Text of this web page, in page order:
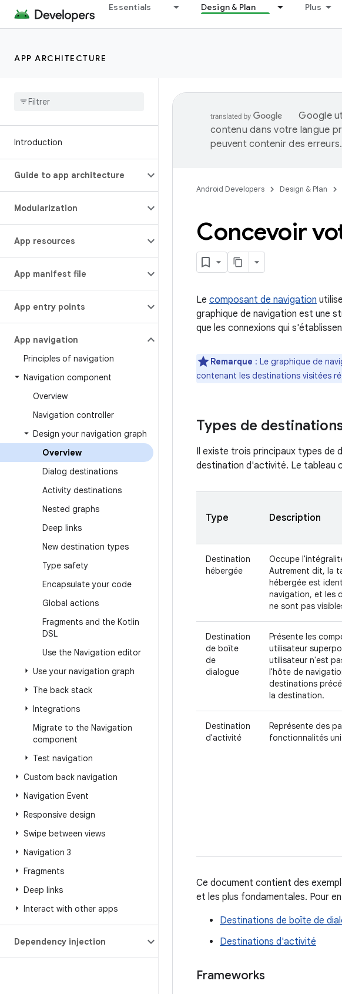
Essentials Design & Plan Plus
APP ARCHITECTURE
Introduction
Guide to app architecture
Modularization
App resources
App manifest file
App entry points
App navigation
Principles of navigation
Navigation component
Overview
Navigation controller
Design your navigation graph
Overview
Dialog destinations
Activity destinations
Nested graphs
Deep links
New destination types
Type safety
Encapsulate your code
Global actions
Fragments and the Kotlin
DSL
Use the Navigation editor
Use your navigation graph
The back stack
Integrations
Migrate to the Navigation
component
Test navigation
Custom back navigation
Navigation Event
Responsive design
Swipe between views
Navigation 3
Fragments
Deep links
Interact with other apps
Dependency injection
Google
contenu dans votre langue
peuvent contenir des erreurs.
Android Developers Design & Plan
Concevoir
Le composant de navigation
graphique de navigation est une
que les connexions qui
Remarque : Le graphique de
contenant les destinations visitées
Types de
Il existe trois principaux types de
destination d'activité. Le tableau
Type Description
Destination
hébergée
Occupe
Autrement dit, la
hébergée est
navigation, et les
ne sont pas
Destination
de boîte
de
dialogue
Présente les
utilisateur
utilisateur n'est
l'hôte de
destinations
la destination.
Destination
d'activité
Représente des
fonctionnalités
Ce document contient des
et les plus fondamentales. Pour
Destinations de boîte de
Destinations d'activité
Frameworks